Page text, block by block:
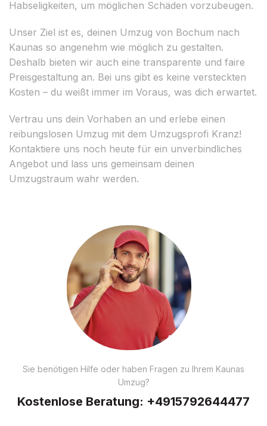
Habseligkeiten, um möglichen Schäden vorzubeugen.
Unser Ziel ist es, deinen Umzug von Bochum nach
Kaunas so angenehm wie möglich zu gestalten.
Deshalb bieten wir auch eine transparente und faire
Preisgestaltung an. Bei uns gibt es keine versteckten
Kosten – du weißt immer im Voraus, was dich erwartet.
Vertrau uns dein Vorhaben an und erlebe einen
reibungslosen Umzug mit dem Umzugsprofi Kranz!
Kontaktiere uns noch heute für ein unverbindliches
Angebot und lass uns gemeinsam deinen
Umzugstraum wahr werden.
Sie benötigen Hilfe oder haben Fragen zu Ihrem Kaunas
Umzug?
Kostenlose Beratung: +4915792644477